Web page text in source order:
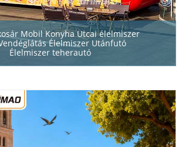
Mobil Konyha Utcai élelmiszer
Élelmiszer Utánfutó
Élelmiszer teherautó